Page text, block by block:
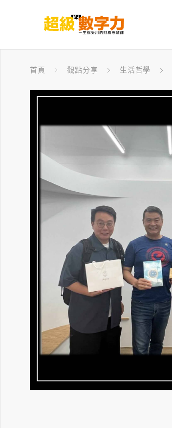
首頁 觀點分享 生活哲學